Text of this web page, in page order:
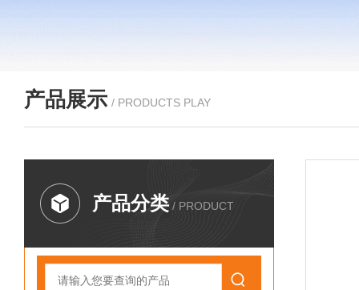
产品展示 / PRODUCTS PLAY
产品分类 / PRODUCT